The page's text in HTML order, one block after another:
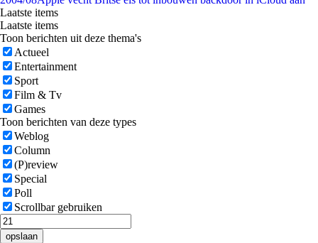
Laatste items
Laatste items
Toon berichten uit deze thema's
Actueel
Entertainment
Sport
Film & Tv
Games
Toon berichten van deze types
Weblog
Column
(P)review
Special
Poll
Scrollbar gebruiken
opslaan